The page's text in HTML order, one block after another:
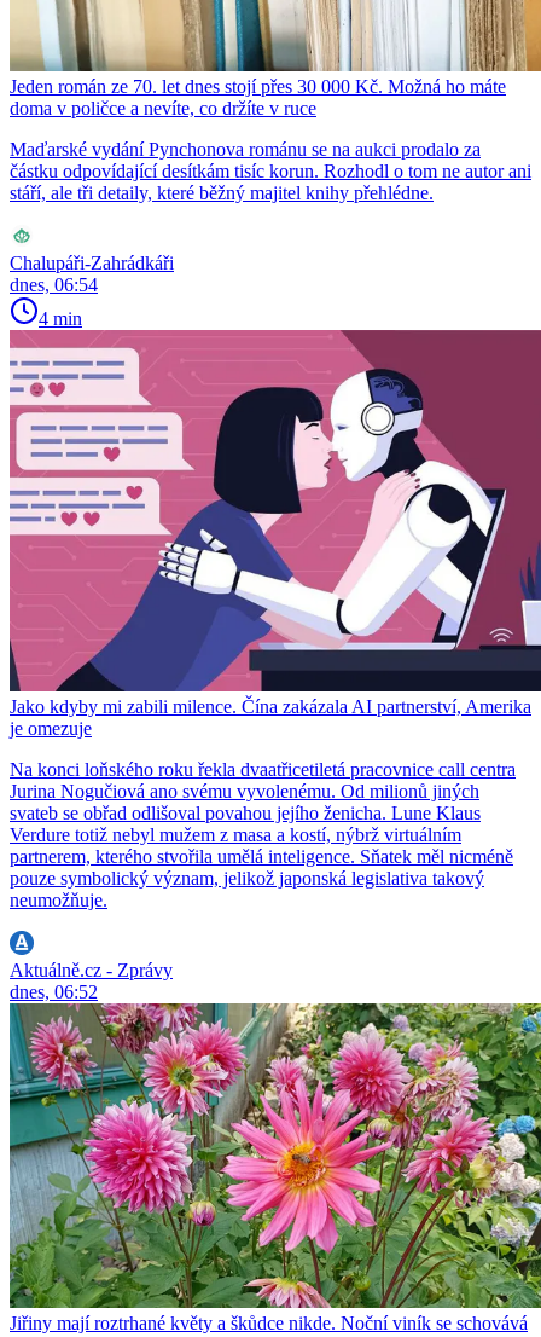
Jeden román ze 70. let dnes stojí přes 30 000 Kč. Možná ho máte
doma v poličce a nevíte, co držíte v ruce
Maďarské vydání Pynchonova románu se na aukci prodalo za
částku odpovídající desítkám tisíc korun. Rozhodl o tom ne autor ani
stáří, ale tři detaily, které běžný majitel knihy přehlédne.
Chalupáři-Zahrádkáři
dnes, 06:54
4 min
Jako kdyby mi zabili milence. Čína zakázala AI partnerství, Amerika
je omezuje
Na konci loňského roku řekla dvaatřicetiletá pracovnice call centra
Jurina Nogučiová ano svému vyvolenému. Od milionů jiných
svateb se obřad odlišoval povahou jejího ženicha. Lune Klaus
Verdure totiž nebyl mužem z masa a kostí, nýbrž virtuálním
partnerem, kterého stvořila umělá inteligence. Sňatek měl nicméně
pouze symbolický význam, jelikož japonská legislativa takový
neumožňuje.
Aktuálně.cz - Zprávy
dnes, 06:52
Jiřiny mají roztrhané květy a škůdce nikde. Noční viník se schovává